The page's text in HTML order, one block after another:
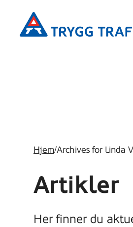
hovedinnhold
Trygg
Trafikk
Hjem/Archives for Linda
Artikler
Her finner du